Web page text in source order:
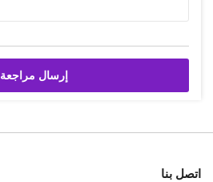
إرسال مراجعة
اتصل بنا